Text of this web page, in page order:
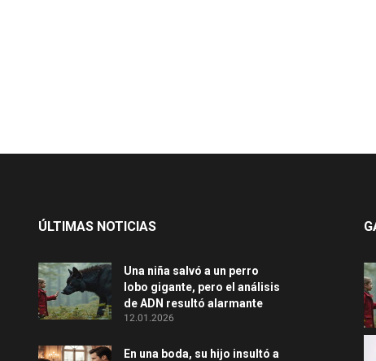
ÚLTIMAS NOTICIAS
Una niña salvó a un perro
lobo gigante, pero el análisis
de ADN resultó alarmante
12.01.2026
En una boda, su hijo insultó a